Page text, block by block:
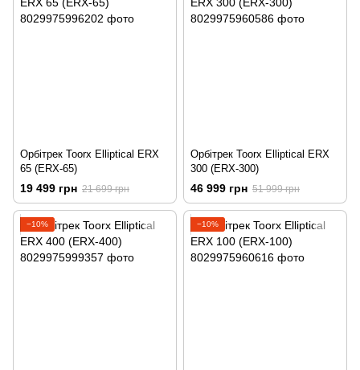
Орбітрек Toorx Elliptical ERX
65 (ERX-65)
19 499 грн 21 699 грн
Орбітрек Toorx Elliptical ERX
300 (ERX-300)
46 999 грн 51 999 грн
−10% −10%